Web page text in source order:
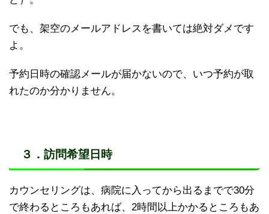
でも、架空のメールアドレスを書いては絶対ダメです
よ。
予約日時の確認メールが届かないので、いつ予約が取
れたのか分かりません。
３．訪問希望日時
カウンセリングは、病院に入ってから出るまでで30分
で終わるところもあれば、2時間以上かかるところもあ